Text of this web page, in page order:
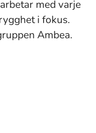
med varje
i fokus.
Ambea.